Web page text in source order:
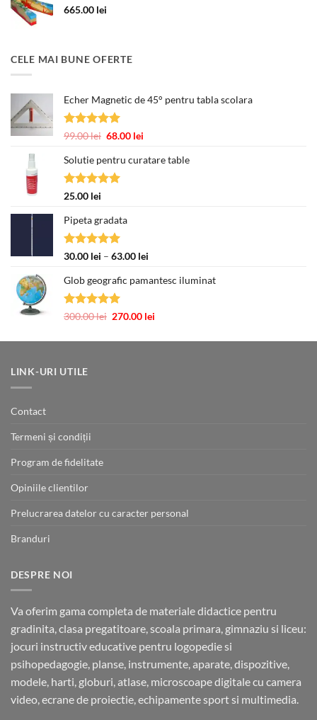
665.00 lei
CELE MAI BUNE OFERTE
Echer Magnetic de 45° pentru tabla scolara
Evaluat la
99.00lei Prețul
a
fost:
68.00 lei
este:
Solutie pentru curatare table
Evaluat la
25.00 lei
Pipeta gradata
Evaluat la
30.00 lei – 63.00 lei
prețuri:
la
Glob geografic pamantesc iluminat
Evaluat la
300.00lei Prețul
a
270.00 lei
este:
LINK-URI UTILE
Contact
Termeni și condiții
Program de fidelitate
Opiniile clientilor
Prelucrarea datelor cu caracter personal
Branduri
DESPRE NOI
Va oferim gama completa de materiale didactice pentru
gradinita, clasa pregatitoare, scoala primara, gimnaziu si liceu:
jocuri instructiv educative pentru logopedie si
psihopedagogie, planse, instrumente, aparate, dispozitive,
modele, harti, globuri, atlase, microscoape digitale cu camera
video, ecrane de proiectie, echipamente sport si multimedia.